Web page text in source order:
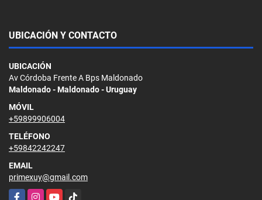
UBICACIÓN Y CONTACTO
UBICACIÓN
Av Córdoba Frente A Bps Maldonado
Maldonado - Maldonado - Uruguay
MÓVIL
+59899906004
TELÉFONO
+59842242247
EMAIL
primexuy@gmail.com
FacebookInstagramYouTubeTikTok